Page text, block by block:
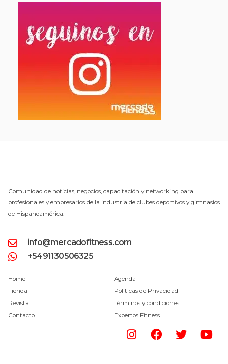
Comunidad de noticias, negocios, capacitación y networking para
profesionales y empresarios de la industria de clubes deportivos y gimnasios
de Hispanoamérica.
info@mercadofitness.com
+5491130506325
Home
Tienda
Revista
Contacto
Agenda
Políticas de Privacidad
Términos y condiciones
Expertos Fitness